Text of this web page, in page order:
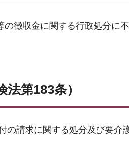
徴収金に関する行政処分に
第183条）
の請求に関する処分及び要介